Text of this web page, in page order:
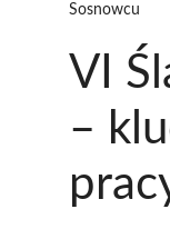
Sosnowcu
VI
–